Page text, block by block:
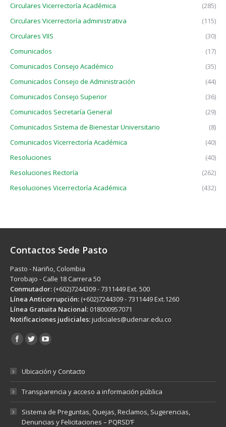
Circulares Vicerrectoría Académica
(285)
Circulares Vicerrectoría administrativa
(115)
Circulares VIIS
(30)
Comunicados
(17)
Comunicados Consejo Académico
(35)
Comunicados Consejo de Administración
(44)
Comunicados Consejo Superior
(36)
Comunicados Secretaría General
(29)
Comunicados Sistema de Bienestar Universitario
(8)
Comunicados Vicerrectoría Académica
(40)
Resoluciones
(40)
Resoluciones Rectoría
(262)
Resoluciones Vicerrectoría Académica
(432)
Contactos Sede Pasto
Pasto - Nariño, Colombia
Torobajo - Calle 18 Carrera 50
Conmutador: (+602)7244309 - 7311449 Ext. 500
Línea Anticorrupción: (+602)7244309 - 7311449 Ext.1260
Línea Gratuita Nacional: 018000957071
Notificaciones judiciales:judiciales@udenar.edu.co
Encuéntranos en:
Ubicación y Contacto
Transparencia y acceso a información pública
Sistema de Preguntas, Quejas, Reclamos, Sugerencias,
Denuncias y Felicitaciones – PQRSD’F